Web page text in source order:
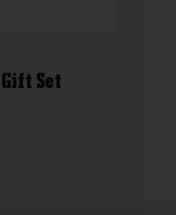
Set